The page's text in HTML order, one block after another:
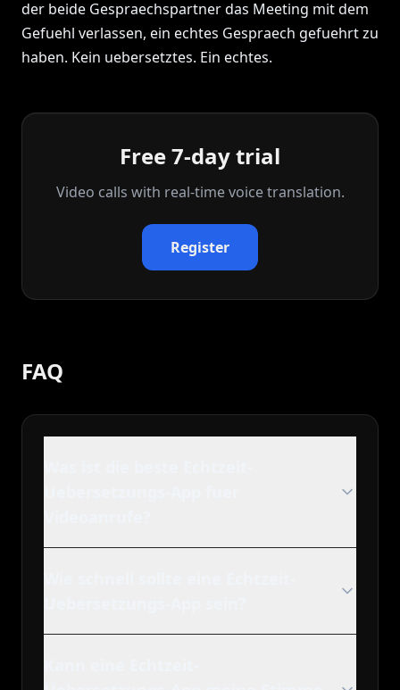
der beide Gespraechspartner das Meeting mit dem
Gefuehl verlassen, ein echtes Gespraech gefuehrt zu
haben. Kein uebersetztes. Ein echtes.
Free 7-day trial
Video calls with real‑time voice translation.
Register
FAQ